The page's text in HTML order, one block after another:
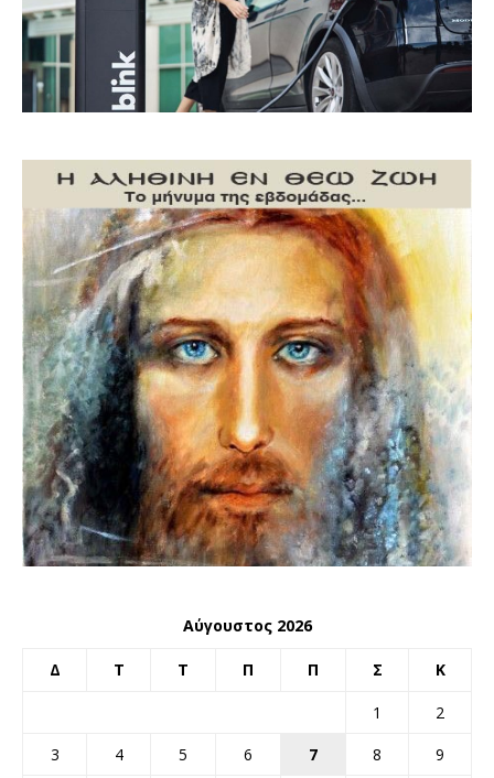
Αύγουστος 2026
Δ Τ Τ Π Π Σ Κ
1
2
3
4 5 6 7 8
9